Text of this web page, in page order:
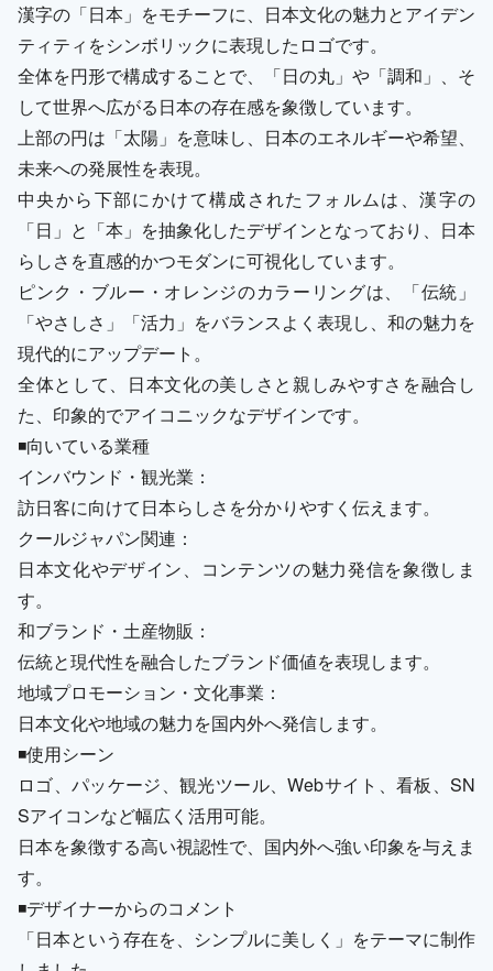
漢字の「日本」をモチーフに、日本文化の魅力とアイデン
ティティをシンボリックに表現したロゴです。
全体を円形で構成することで、「日の丸」や「調和」、そ
して世界へ広がる日本の存在感を象徴しています。
上部の円は「太陽」を意味し、日本のエネルギーや希望、
未来への発展性を表現。
中央から下部にかけて構成されたフォルムは、漢字の
「日」と「本」を抽象化したデザインとなっており、日本
らしさを直感的かつモダンに可視化しています。
ピンク・ブルー・オレンジのカラーリングは、「伝統」
「やさしさ」「活力」をバランスよく表現し、和の魅力を
現代的にアップデート。
全体として、日本文化の美しさと親しみやすさを融合し
た、印象的でアイコニックなデザインです。
◾️向いている業種
インバウンド・観光業：
訪日客に向けて日本らしさを分かりやすく伝えます。
クールジャパン関連：
日本文化やデザイン、コンテンツの魅力発信を象徴しま
す。
和ブランド・土産物販：
伝統と現代性を融合したブランド価値を表現します。
地域プロモーション・文化事業：
日本文化や地域の魅力を国内外へ発信します。
◾️使用シーン
ロゴ、パッケージ、観光ツール、Webサイト、看板、SN
Sアイコンなど幅広く活用可能。
日本を象徴する高い視認性で、国内外へ強い印象を与えま
す。
◾️デザイナーからのコメント
「日本という存在を、シンプルに美しく」をテーマに制作